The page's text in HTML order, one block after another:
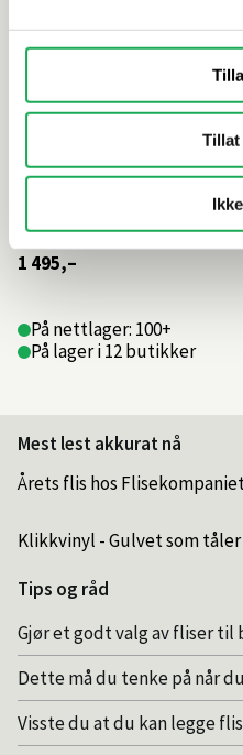
Tillat
1 495,–
På nettlager: 100+
På lager i 12 butikker
Mest lest akkurat nå
Årets flis hos
Klikkvinyl - Gulvet som
Tips og råd
Gjør et godt valg av fliser til
Dette må du tenke på når
Visste du at du kan legge